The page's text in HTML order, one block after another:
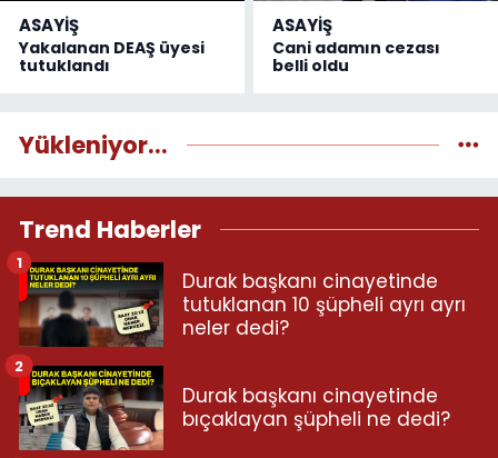
ASAYİŞ
Yakalanan DEAŞ üyesi
tutuklandı
ASAYİŞ
Cani adamın cezası
belli oldu
Yükleniyor...
Trend Haberler
Durak başkanı cinayetinde
tutuklanan 10 şüpheli ayrı ayrı
neler dedi?
1
Durak başkanı cinayetinde
bıçaklayan şüpheli ne dedi?
2